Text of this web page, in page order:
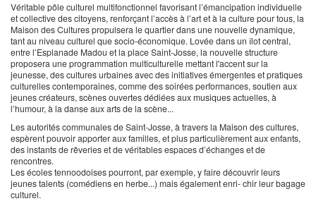
Véritable pôle culturel multifonctionnel favorisant l’émancipation individuelle
et collective des citoyens, renforçant l’accès à l’art et à la culture pour tous, la
Maison des Cultures propulsera le quartier dans une nouvelle dynamique,
tant au niveau culturel que socio-économique. Lovée dans un îlot central,
entre l’Esplanade Madou et la place Saint-Josse, la nouvelle structure
proposera une programmation multiculturelle mettant l'accent sur la
jeunesse, des cultures urbaines avec des initiatives émergentes et pratiques
culturelles contemporaines, comme des soirées performances, soutien aux
jeunes créateurs, scènes ouvertes dédiées aux musiques actuelles, à
l’humour, à la danse aux arts de la scène...
Les autorités communales de Saint-Josse, à travers la Maison des cultures,
espèrent pouvoir apporter aux familles, et plus particulièrement aux enfants,
des instants de rêveries et de véritables espaces d’échanges et de
rencontres.
Les écoles tennoodoises pourront, par exemple, y faire découvrir leurs
jeunes talents (comédiens en herbe...) mais également enri- chir leur bagage
culturel.